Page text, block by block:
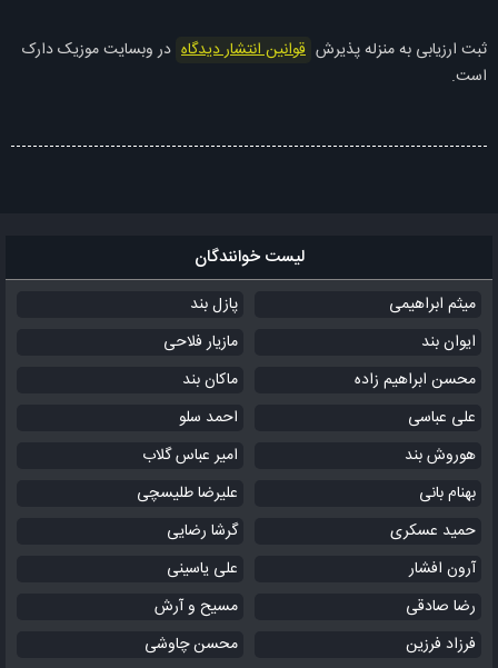
ثبت ارزیابی به منزله پذیرش قوانین انتشار دیدگاه در وبسایت موزیک دارک
است.
لیست خوانندگان
میثم ابراهیمی
پازل بند
ایوان بند
مازیار فلاحی
محسن ابراهیم زاده
ماکان بند
علی عباسی
احمد سلو
هوروش بند
امیر عباس گلاب
بهنام بانی
علیرضا طلیسچی
حمید عسکری
گرشا رضایی
آرون افشار
علی یاسینی
رضا صادقی
مسیح و آرش
فرزاد فرزین
محسن چاوشی